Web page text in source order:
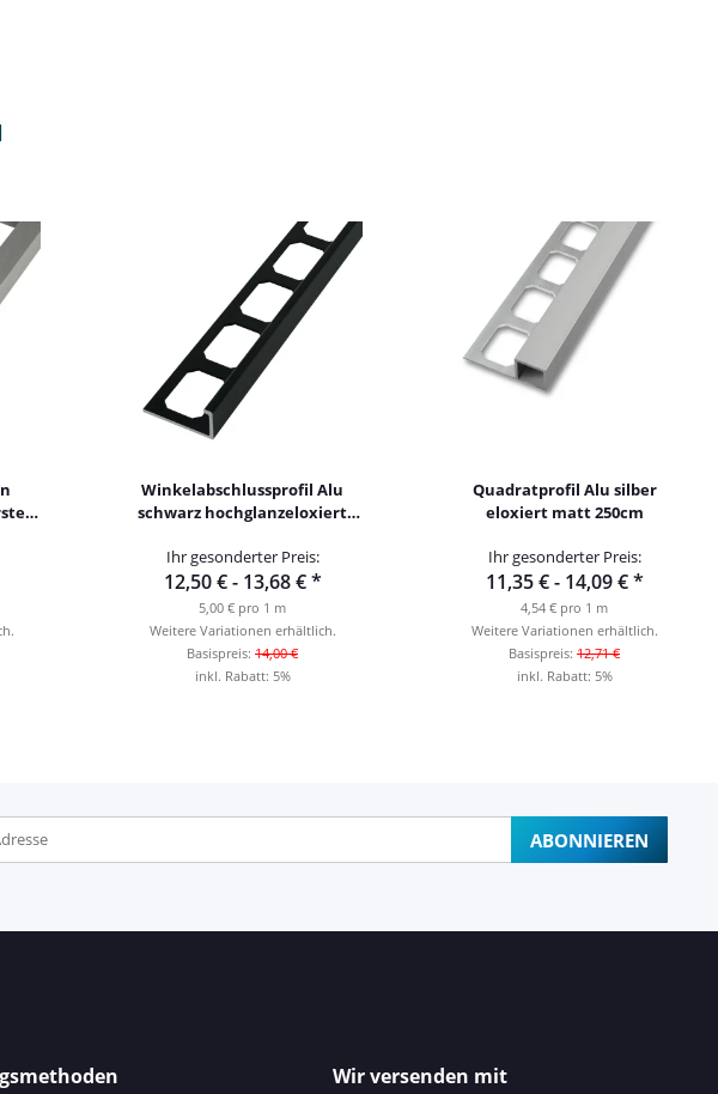
Winkelabschlussprofil Alu
schwarz hochglanzeloxiert
Ihr gesonderter Preis:
12,50 € - 13,68 €*
5,00 € pro 1 m
Weitere Variationen erhältlich.
Basispreis: 14,00 €
inkl. Rabatt: 5%
Quadratprofil Alu silber
eloxiert matt 250cm
Ihr gesonderter Preis:
11,35 € - 14,09 €*
4,54 € pro 1 m
Weitere Variationen erhältlich.
Basispreis: 12,71 €
inkl. Rabatt: 5%
ABONNIEREN
Wir versenden mit